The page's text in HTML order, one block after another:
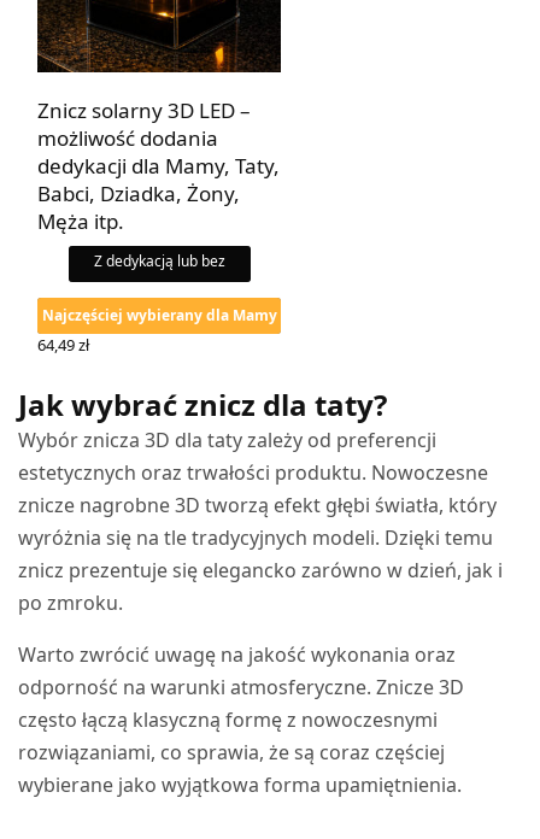
Znicz solarny 3D LED –
możliwość dodania
dedykacji dla Mamy, Taty,
Babci, Dziadka, Żony,
Męża itp.
Z dedykacją lub bez
Najczęściej wybierany dla Mamy
64,49zł
Jak wybrać znicz dla taty?
Wybór znicza 3D dla taty zależy od preferencji
estetycznych oraz trwałości produktu. Nowoczesne
znicze nagrobne 3D tworzą efekt głębi światła, który
wyróżnia się na tle tradycyjnych modeli. Dzięki temu
znicz prezentuje się elegancko zarówno w dzień, jak i
po zmroku.
Warto zwrócić uwagę na jakość wykonania oraz
odporność na warunki atmosferyczne. Znicze 3D
często łączą klasyczną formę z nowoczesnymi
rozwiązaniami, co sprawia, że są coraz częściej
wybierane jako wyjątkowa forma upamiętnienia.